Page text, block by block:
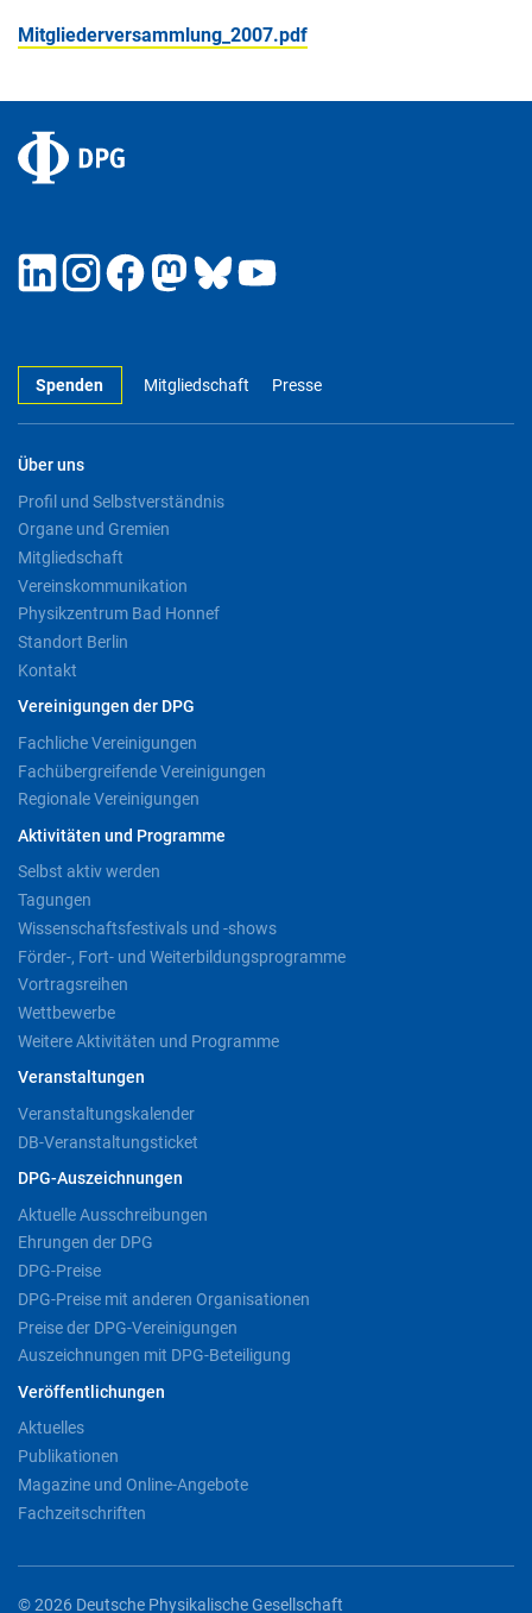
Mitgliederversammlung_2007.pdf
Spenden Mitgliedschaft Presse
Über uns
Profil und Selbstverständnis
Organe und Gremien
Mitgliedschaft
Vereinskommunikation
Physikzentrum Bad Honnef
Standort Berlin
Kontakt
Vereinigungen der DPG
Fachliche Vereinigungen
Fachübergreifende Vereinigungen
Regionale Vereinigungen
Aktivitäten und Programme
Selbst aktiv werden
Tagungen
Wissenschaftsfestivals und -shows
Förder-, Fort- und Weiterbildungsprogramme
Vortragsreihen
Wettbewerbe
Weitere Aktivitäten und Programme
Veranstaltungen
Veranstaltungskalender
DB-Veranstaltungsticket
DPG-Auszeichnungen
Aktuelle Ausschreibungen
Ehrungen der DPG
DPG-Preise
DPG-Preise mit anderen Organisationen
Preise der DPG-Vereinigungen
Auszeichnungen mit DPG-Beteiligung
Veröffentlichungen
Aktuelles
Publikationen
Magazine und Online-Angebote
Fachzeitschriften
© 2026 Deutsche Physikalische Gesellschaft